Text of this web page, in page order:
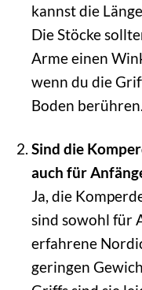
kannst die
Die Stöcke
Arme einen
wenn du die
Boden berühren.
Sind die
auch für
Ja, die
sind sowohl für
erfahrene
geringen